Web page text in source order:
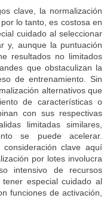
clave, la normalización
lo tanto, es costosa en
cuidado al seleccionar
y, aunque la puntuación
resultados no limitados
que obstaculizan la
de entrenamiento. Sin
alternativos que
de características o
con sus respectivas
limitadas similares,
se puede acelerar.
clave aquí
por lotes involucra
intensivo de recursos
especial cuidado al
funciones de activación,